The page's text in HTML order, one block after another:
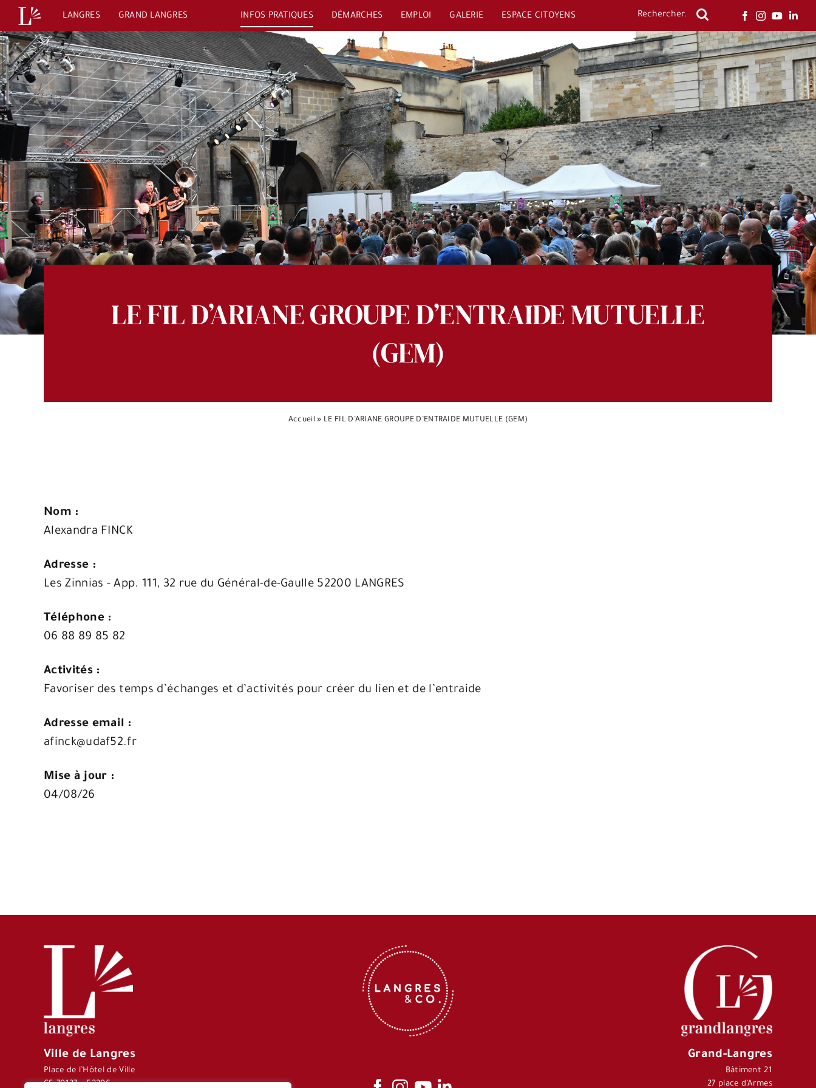
Passer
contenu
LANGRES GRAND LANGRES INFOS PRATIQUES DÉMARCHES EMPLOI GALERIE ESPACE CITOYENS Rechercher:
LE FIL D’ARIANE GROUPE D’ENTRAIDE MUTUELLE
(GEM)
Accueil » LE FIL D’ARIANE GROUPE D’ENTRAIDE MUTUELLE (GEM)
Nom :
Alexandra FINCK
Adresse :
Les Zinnias - App. 111, 32 rue du Général-de-Gaulle 52200 LANGRES
Téléphone :
06 88 89 85 82
Activités :
Favoriser des temps d’échanges et d’activités pour créer du lien et de l’entraide
Adresse email :
afinck@udaf52.fr
Mise à jour :
04/08/26
Ville de Langres
Place de l’Hôtel de Ville
CS 70127 – 52206
Grand-Langres
Bâtiment 21
27 place d’Armes